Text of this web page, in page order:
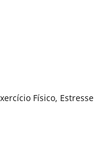
Físico, Estresse